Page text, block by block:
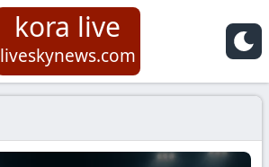
kora live
liveskynews.com